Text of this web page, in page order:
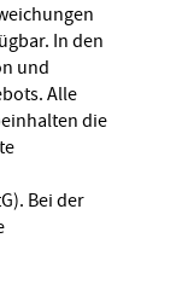
In den
und
Alle
die
Bei der